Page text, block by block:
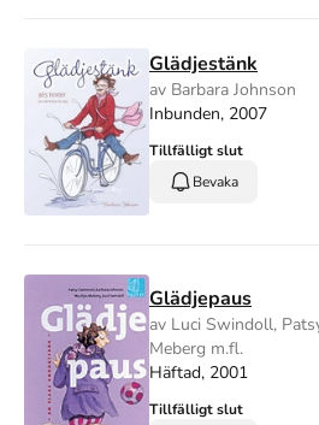
Glädjestänk
av Barbara Johnson
Inbunden, 2007
Tillfälligt slut
Bevaka
Glädjepaus
av Luci Swindoll,
Meberg m.fl.
Häftad, 2001
Tillfälligt slut